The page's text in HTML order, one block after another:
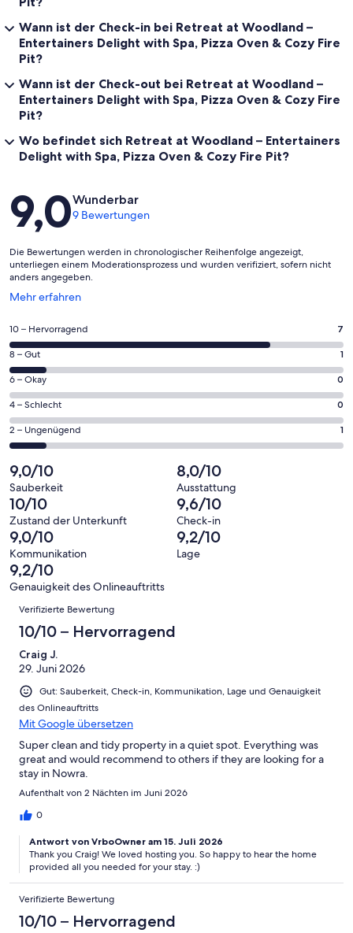
Wann ist der Check-in bei Retreat at Woodland –
Entertainers Delight with Spa, Pizza Oven & Cozy Fire
Pit?
Wann ist der Check-out bei Retreat at Woodland –
Entertainers Delight with Spa, Pizza Oven & Cozy Fire
Pit?
Wo befindet sich Retreat at Woodland – Entertainers
Delight with Spa, Pizza Oven & Cozy Fire Pit?
Bewertungen
9,0Wunderbar
9 Bewertungen
Die Bewertungen werden in chronologischer Reihenfolge angezeigt,
unterliegen einem Moderationsprozess und wurden verifiziert, sofern nicht
anders angegeben.
Mehr erfahren
Wird
einem
neuen
Fenster
geöffnet
7
von
insgesamt
9
Gästebewertungen
haben
eine
Bewertung
von
10
-
Hervorragend
10 – Hervorragend 7
1
von
insgesamt
9
Gästebewertungen
haben
Bewertung
von
8
-
Gut
8 – Gut 1
0
von
insgesamt
9
Gästebewertungen
haben
eine
Bewertung
von
6
-
Okay
6 – Okay 0
0
von
insgesamt
Gästebewertungen
haben
eine
Bewertung
von
4
-
Schlecht
4 – Schlecht 0
1
von
insgesamt
9
Gästebewertungen
haben
eine
Bewertung
von
2
Ungenügend
2 – Ungenügend 1
9,0/10
Sauberkeit
8,0/10
Ausstattung
10/10
Zustand der Unterkunft
9,6/10
Check-in
9,0/10
Kommunikation
9,2/10
Lage
9,2/10
Genauigkeit des Onlineauftritts
Bewertungen
Verifizierte Bewertung
10/10 – Hervorragend
Craig J.
29. Juni 2026
Gut: Sauberkeit, Check-in, Kommunikation, Lage und Genauigkeit
des Onlineauftritts
Mit Google übersetzen
Super clean and tidy property in a quiet spot. Everything was
great and would recommend to others if they are looking for a
stay in Nowra.
Aufenthalt von 2 Nächten im Juni 2026
0
Antwort von VrboOwner am 15. Juli 2026
Thank you Craig! We loved hosting you. So happy to hear the home
provided all you needed for your stay. :)
Verifizierte Bewertung
10/10 – Hervorragend